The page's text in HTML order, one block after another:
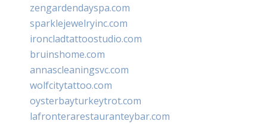
zengardendayspa.com
sparklejewelryinc.com
ironcladtattoostudio.com
bruinshome.com
annascleaningsvc.com
wolfcitytattoo.com
oysterbayturkeytrot.com
lafronterarestauranteybar.com